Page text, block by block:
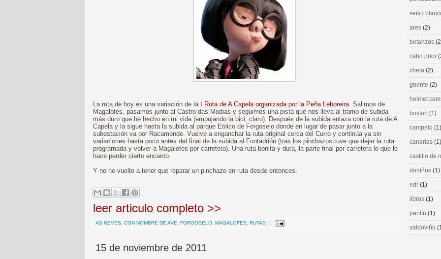
La ruta de hoy es una variación de la I Ruta de A Capela organizada por la Peña Leboreira. Salimos de
Magalofes, pasamos junto al Castro das Modias y seguimos una pista que nos lleva al tramo de subida
más duro que he hecho en mi vida (empujando la bici, claro). Después de la subida enlaza con la ruta de A
Capela y la sigue hasta la subida al parque Eólico de Forgoselo donde en lugar de pasar junto a la
subestación va por Racamonde. Vuelve a enganchar la ruta original cerca del Curro y continúa ya sin
variaciones hasta poco antes del final de la subida al Fontadrión (tras los pinchazos tuve que dejar la ruta
programada y volver a Magalofes por carretera). Una ruta bonita y dura, la parte final por carretera lo que le
hace perder cierto encanto.
Y no he vuelto a tener que reparar un pinchazo en ruta desde entonces.
leer articulo completo >>
AS NEVES CON NOMBRE DE AVE FORGOSELO MAGALOFES RUTAS | |
15 de noviembre de 2011
seixo
ares (2)
betanzos
cabo prior
chelo (2)
goente (2)
helmet
boston (1)
campelo (1)
canarias (1)
castillo de
doniños (1)
edr (1)
libros (1)
pantín (1)
valdoviño